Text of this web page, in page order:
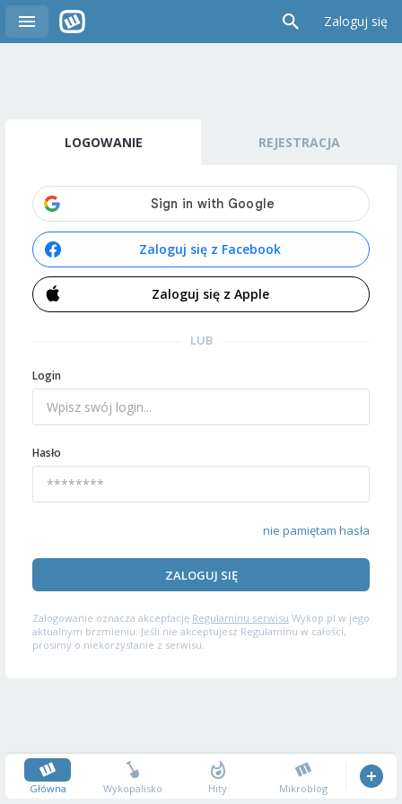
Zaloguj się
LOGOWANIE REJESTRACJA
Zaloguj się z Facebook
Zaloguj się z Apple
LUB
Login
Hasło
nie pamiętam hasła
ZALOGUJ SIĘ
Zalogowanie oznacza akceptację Regulaminu serwisu Wykop.pl w jego
aktualnym brzmieniu. Jeśli nie akceptujesz Regulaminu w całości,
prosimy o niekorzystanie z serwisu.
Główna Wykopalisko Hity Mikroblog